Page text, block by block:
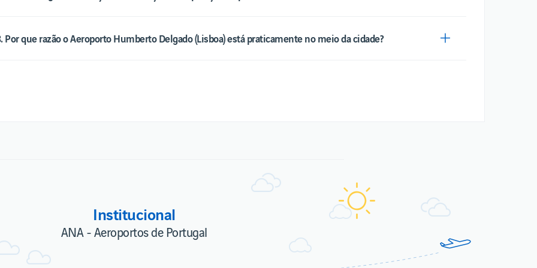
Por que razão o Aeroporto Humberto Delgado (Lisboa) está praticamente no meio da cidade?
Institucional
ANA - Aeroportos de Portugal